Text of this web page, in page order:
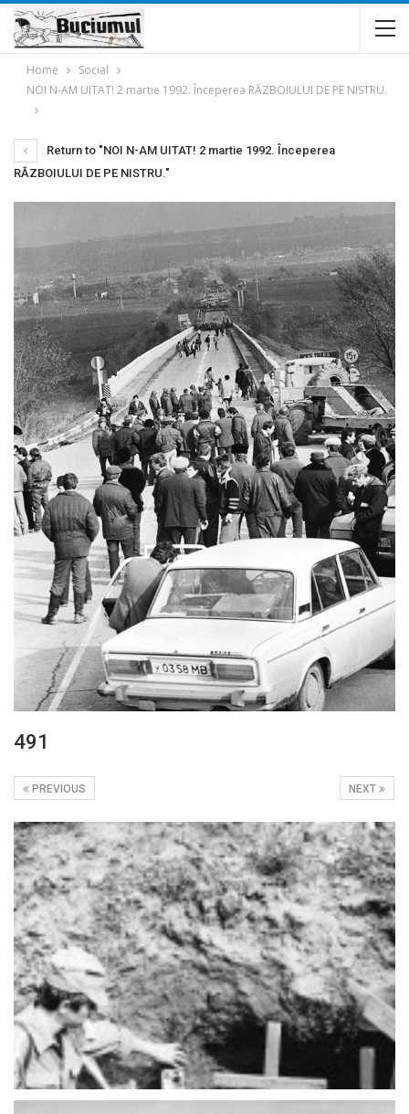
Home
Social
NOI N-AM UITAT! 2 martie 1992. Începerea RĂZBOIULUI DE PE NISTRU.
Return to "NOI N-AM UITAT! 2 martie 1992. Începerea
RĂZBOIULUI DE PE NISTRU."
491
NEXT
PREVIOUS